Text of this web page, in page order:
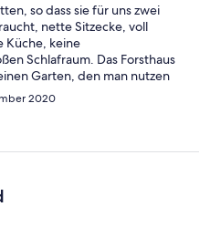
so dass sie für uns zwei
nette Sitzecke, voll
Küche, keine
Schlafraum. Das Forsthaus
Garten, den man nutzen
Gegend gut
2020